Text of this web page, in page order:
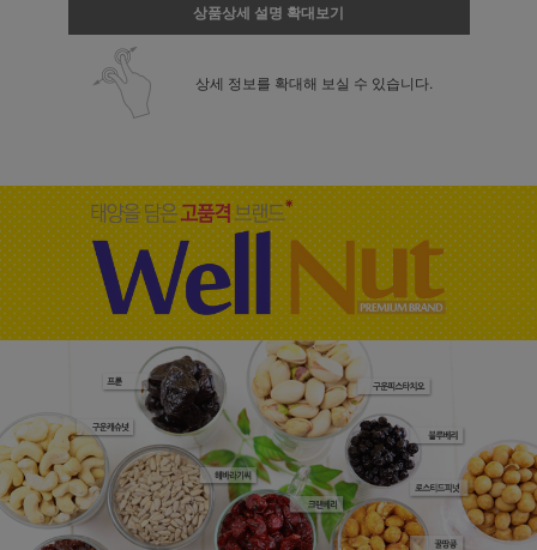
상품상세 설명 확대보기
상세 정보를 확대해 보실 수 있습니다.